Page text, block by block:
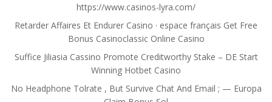
https://www.casinos-lyra.com/
Retarder Affaires Et Endurer Casino · espace français Get Free
Bonus Casinoclassic Online Casino
Suffice Jiliasia Cassino Promote Creditworthy Stake – DE Start
Winning Hotbet Casino
No Headphone Tolrate , But Survive Chat And Email ; — Europa